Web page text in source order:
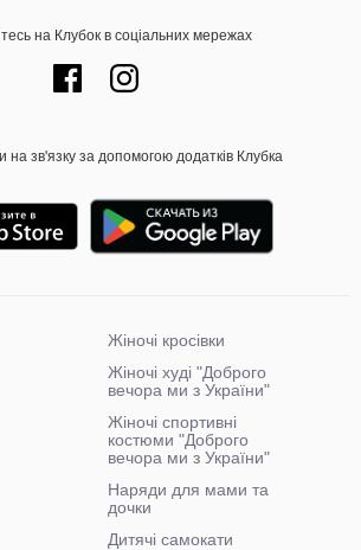
на Клубок в соціальних мережах
на зв'язку за допомогою додатків Клубка
Жіночі кросівки
Жіночі худі "Доброго
вечора ми з України"
Жіночі спортивні
костюми "Доброго
вечора ми з України"
Наряди для мами та
дочки
Дитячі самокати